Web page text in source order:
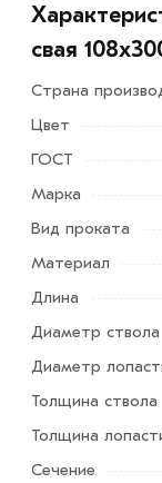
Винтовая свая
для выполнения
со сложным
свая
Страна
Цвет
ГОСТ
Марка
Вид проката
Материал
Длина
Диаметр ствола
Диаметр
Толщина ствола
Толщина
Сечение